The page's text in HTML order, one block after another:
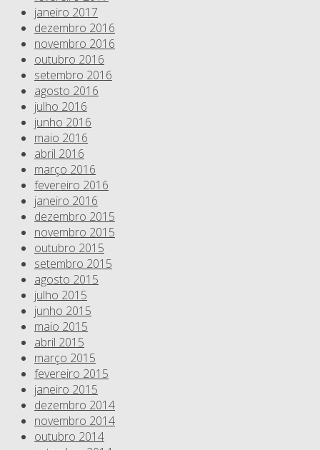
janeiro 2017
dezembro 2016
novembro 2016
outubro 2016
setembro 2016
agosto 2016
julho 2016
junho 2016
maio 2016
abril 2016
março 2016
fevereiro 2016
janeiro 2016
dezembro 2015
novembro 2015
outubro 2015
setembro 2015
agosto 2015
julho 2015
junho 2015
maio 2015
abril 2015
março 2015
fevereiro 2015
janeiro 2015
dezembro 2014
novembro 2014
outubro 2014